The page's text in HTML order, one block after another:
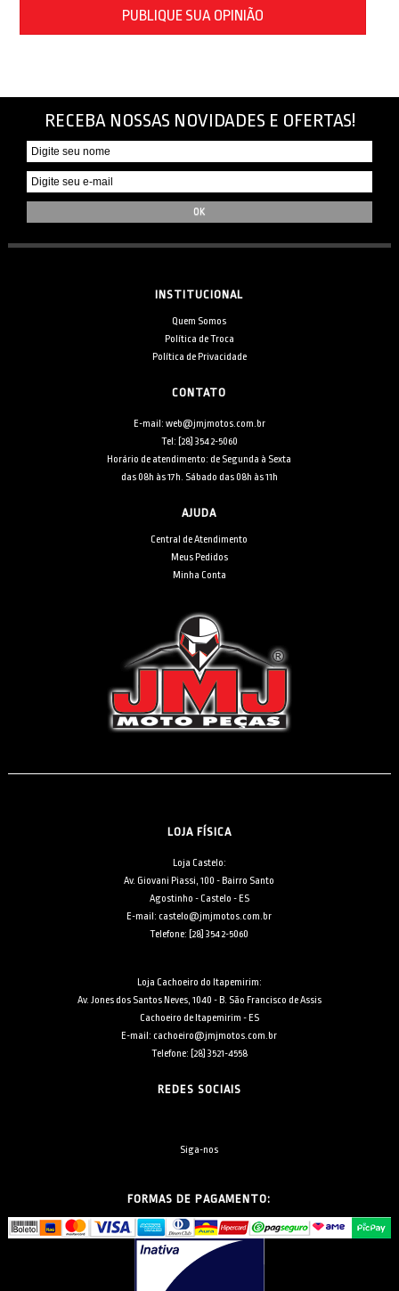
PUBLIQUE SUA OPINIÃO
RECEBA NOSSAS NOVIDADES E OFERTAS!
INSTITUCIONAL
Quem Somos
Política de Troca
Política de Privacidade
CONTATO
E-mail: web@jmjmotos.com.br
Tel: [28] 3542-5060
Horário de atendimento: de Segunda à Sexta
das 08h às 17h. Sábado das 08h às 11h
AJUDA
Central de Atendimento
Meus Pedidos
Minha Conta
LOJA FÍSICA
Loja Castelo:
Av. Giovani Piassi, 100 - Bairro Santo
Agostinho - Castelo - ES
E-mail: castelo@jmjmotos.com.br
Telefone: [28] 3542-5060
Loja Cachoeiro do Itapemirim:
Av. Jones dos Santos Neves, 1040 - B. São Francisco de Assis
Cachoeiro de Itapemirim - ES
E-mail: cachoeiro@jmjmotos.com.br
Telefone: [28] 3521-4558
REDES SOCIAIS
Siga-nos
FORMAS DE PAGAMENTO: